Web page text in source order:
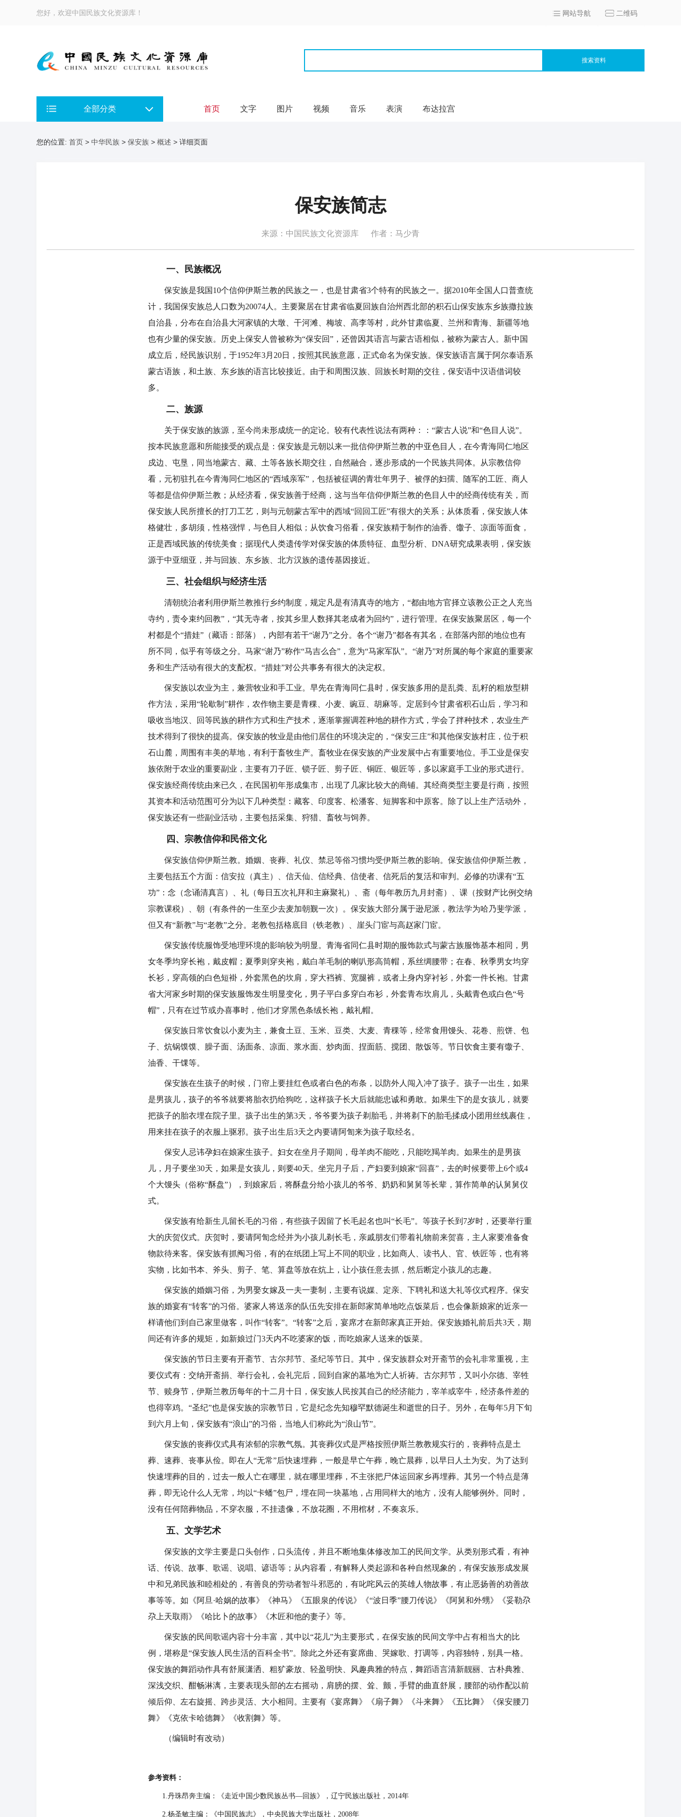
您好，欢迎中国民族文化资源库！ 网站导航 二维码
搜索资料
全部分类 首页 文字 图片 视频 音乐 表演 布达拉宫
您的位置: 首页 > 中华民族 > 保安族 > 概述 > 详细页面
保安族简志
来源：中国民族文化资源库 作者：马少青
一、民族概况
保安族是我国10个信仰伊斯兰教的民族之一，也是甘肃省3个特有的民族之一。据2010年全国人口普查统
计，我国保安族总人口数为20074人。主要聚居在甘肃省临夏回族自治州西北部的积石山保安族东乡族撒拉族
自治县，分布在自治县大河家镇的大墩、干河滩、梅坡、高李等村，此外甘肃临夏、兰州和青海、新疆等地
也有少量的保安族。历史上保安人曾被称为“保安回”，还曾因其语言与蒙古语相似，被称为蒙古人。新中国
成立后，经民族识别，于1952年3月20日，按照其民族意愿，正式命名为保安族。保安族语言属于阿尔泰语系
蒙古语族，和土族、东乡族的语言比较接近。由于和周围汉族、回族长时期的交往，保安语中汉语借词较
多。
二、族源
关于保安族的族源，至今尚未形成统一的定论。较有代表性说法有两种：：“蒙古人说”和“色目人说”。
按本民族意愿和所能接受的观点是：保安族是元朝以来一批信仰伊斯兰教的中亚色目人，在今青海同仁地区
戍边、屯垦，同当地蒙古、藏、土等各族长期交往，自然融合，逐步形成的一个民族共同体。从宗教信仰
看，元初驻扎在今青海同仁地区的“西域亲军”，包括被征调的青壮年男子、被俘的妇孺、随军的工匠、商人
等都是信仰伊斯兰教；从经济看，保安族善于经商，这与当年信仰伊斯兰教的色目人中的经商传统有关，而
保安族人民所擅长的打刀工艺，则与元朝蒙古军中的西域“回回工匠”有很大的关系；从体质看，保安族人体
格健壮，多胡须，性格强悍，与色目人相似；从饮食习俗看，保安族精于制作的油香、馓子、凉面等面食，
正是西域民族的传统美食；据现代人类遗传学对保安族的体质特征、血型分析、DNA研究成果表明，保安族
源于中亚细亚，并与回族、东乡族、北方汉族的遗传基因接近。
三、社会组织与经济生活
清朝统治者利用伊斯兰教推行乡约制度，规定凡是有清真寺的地方，“都由地方官择立该教公正之人充当
寺约，责令束约回教”，“其无寺者，按其乡里人数择其老成者为回约”，进行管理。在保安族聚居区，每一个
村都是个“措娃”（藏语：部落），内部有若干“谢乃”之分。各个“谢乃”都各有其名，在部落内部的地位也有
所不同，似乎有等级之分。马家“谢乃”称作“马吉么合”，意为“马家军队”。“谢乃”对所属的每个家庭的重要家
务和生产活动有很大的支配权。“措娃”对公共事务有很大的决定权。
保安族以农业为主，兼营牧业和手工业。早先在青海同仁县时，保安族多用的是乱粪、乱籽的粗放型耕
作方法，采用“轮歇制”耕作，农作物主要是青稞、小麦、豌豆、胡麻等。定居到今甘肃省积石山后，学习和
吸收当地汉、回等民族的耕作方式和生产技术，逐渐掌握调茬种地的耕作方式，学会了拌种技术，农业生产
技术得到了很快的提高。保安族的牧业是由他们居住的环境决定的，“保安三庄”和其他保安族村庄，位于积
石山麓，周围有丰美的草地，有利于畜牧生产。畜牧业在保安族的产业发展中占有重要地位。手工业是保安
族依附于农业的重要副业，主要有刀子匠、锁子匠、剪子匠、铜匠、银匠等，多以家庭手工业的形式进行。
保安族经商传统由来已久，在民国初年形成集市，出现了几家比较大的商铺。其经商类型主要是行商，按照
其资本和活动范围可分为以下几种类型：藏客、印度客、松潘客、短脚客和中原客。除了以上生产活动外，
保安族还有一些副业活动，主要包括采集、狩猎、畜牧与饲养。
四、宗教信仰和民俗文化
保安族信仰伊斯兰教。婚姻、丧葬、礼仪、禁忌等俗习惯均受伊斯兰教的影响。保安族信仰伊斯兰教，
主要包括五个方面：信安拉（真主）、信天仙、信经典、信使者、信死后的复活和审判。必修的功课有“五
功”：念（念诵清真言）、礼（每日五次礼拜和主麻聚礼）、斋（每年教历九月封斋）、课（按财产比例交纳
宗教课税）、朝（有条件的一生至少去麦加朝觐一次）。保安族大部分属于逊尼派，教法学为哈乃斐学派，
但又有“新教”与“老教”之分。老教包括格底目（铁老教）、崖头门宦与高赵家门宦。
保安族传统服饰受地理环境的影响较为明显。青海省同仁县时期的服饰款式与蒙古族服饰基本相同，男
女冬季均穿长袍，戴皮帽；夏季则穿夹袍，戴白羊毛制的喇叭形高筒帽，系丝绸腰带；在春、秋季男女均穿
长衫，穿高领的白色短褂，外套黑色的坎肩，穿大裆裤、宽腿裤，或者上身内穿衬衫，外套一件长袍。甘肃
省大河家乡时期的保安族服饰发生明显变化，男子平白多穿白布衫，外套青布坎肩儿，头戴青色或白色“号
帽”，只有在过节或办喜事时，他们才穿黑色条绒长袍，戴礼帽。
保安族日常饮食以小麦为主，兼食土豆、玉米、豆类、大麦、青稞等，经常食用馒头、花卷、煎饼、包
子、炕锅馍馍、臊子面、汤面条、凉面、浆水面、炒肉面、捏面筋、搅团、散饭等。节日饮食主要有馓子、
油香、干馃等。
保安族在生孩子的时候，门帘上要挂红色或者白色的布条，以防外人闯入冲了孩子。孩子一出生，如果
是男孩儿，孩子的爷爷就要将胎衣扔给狗吃，这样孩子长大后就能忠诚和勇敢。如果生下的是女孩儿，就要
把孩子的胎衣埋在院子里。孩子出生的第3天，爷爷要为孩子剃胎毛，并将剃下的胎毛揉成小团用丝线裹住，
用来挂在孩子的衣服上驱邪。孩子出生后3天之内要请阿訇来为孩子取经名。
保安人忌讳孕妇在娘家生孩子。妇女在坐月子期间，母羊肉不能吃，只能吃羯羊肉。如果生的是男孩
儿，月子要坐30天，如果是女孩儿，则要40天。坐完月子后，产妇要到娘家“回喜”，去的时候要带上6个或4
个大馒头（俗称“酥盘”），到娘家后，将酥盘分给小孩儿的爷爷、奶奶和舅舅等长辈，算作简单的认舅舅仪
式。
保安族有给新生儿留长毛的习俗，有些孩子因留了长毛起名也叫“长毛”。等孩子长到7岁时，还要举行重
大的庆贺仪式。庆贺时，要请阿訇念经并为小孩儿剃长毛，亲戚朋友们带着礼物前来贺喜，主人家要准备食
物款待来客。保安族有抓阄习俗，有的在纸团上写上不同的职业，比如商人、读书人、官、铁匠等，也有将
实物，比如书本、斧头、剪子、笔、算盘等放在炕上，让小孩任意去抓，然后断定小孩儿的志趣。
保安族的婚姻习俗，为男娶女嫁及一夫一妻制，主要有说媒、定亲、下聘礼和送大礼等仪式程序。保安
族的婚宴有“转客”的习俗。婆家人将送亲的队伍先安排在新郎家简单地吃点饭菜后，也会像新娘家的近亲一
样请他们到自己家里做客，叫作“转客”。“转客”之后，宴席才在新郎家真正开始。保安族婚礼前后共3天，期
间还有许多的规矩，如新娘过门3天内不吃婆家的饭，而吃娘家人送来的饭菜。
保安族的节日主要有开斋节、古尔邦节、圣纪等节日。其中，保安族群众对开斋节的会礼非常重视，主
要仪式有：交纳开斋捐、举行会礼，会礼完后，回到自家的墓地为亡人祈祷。古尔邦节，又叫小尔德、宰牲
节、赎身节，伊斯兰教历每年的十二月十日，保安族人民按其自己的经济能力，宰羊或宰牛，经济条件差的
也得宰鸡。“圣纪”也是保安族的宗教节日，它是纪念先知穆罕默德诞生和逝世的日子。另外，在每年5月下旬
到六月上旬，保安族有“浪山”的习俗，当地人们称此为“浪山节”。
保安族的丧葬仪式具有浓郁的宗教气氛。其丧葬仪式是严格按照伊斯兰教教规实行的，丧葬特点是土
葬、速葬、丧事从俭。即在人“无常”后快速埋葬，一般是早亡午葬，晚亡晨葬，以早日人土为安。为了达到
快速埋葬的目的，过去一般人亡在哪里，就在哪里埋葬，不主张把尸体运回家乡再埋葬。其另一个特点是薄
葬，即无论什么人无常，均以“卡蟠”包尸，埋在同一块墓地，占用同样大的地方，没有人能够例外。同时，
没有任何陪葬物品，不穿衣服，不挂遗像，不放花圈，不用棺材，不奏哀乐。
五、文学艺术
保安族的文学主要是口头创作，口头流传，并且不断地集体修改加工的民间文学。从类别形式看，有神
话、传说、故事、歌谣、说唱、谚语等；从内容看，有解释人类起源和各种自然现象的，有保安族形成发展
中和兄弟民族和睦相处的，有善良的劳动者智斗邪恶的，有叱咤风云的英雄人物故事，有止恶扬善的劝善故
事等等。如《阿旦·哈娲的故事》《神马》《五眼泉的传说》《“波日季”腰刀传说》《阿舅和外甥》《妥勒尕
尕上天取雨》《哈比卜的故事》《木匠和他的妻子》等。
保安族的民间歌谣内容十分丰富，其中以“花儿”为主要形式，在保安族的民间文学中占有相当大的比
例，堪称是“保安族人民生活的百科全书”。除此之外还有宴席曲、哭嫁歌、打调等，内容独特，别具一格。
保安族的舞蹈动作具有舒展潇洒、粗犷豪放、轻盈明快、风趣典雅的特点，舞蹈语言清新靓丽、古朴典雅、
深浅交织、酣畅淋漓，主要表现头部的左右摇动，肩膀的摆、耸、颤，手臂的曲直舒展，腰部的动作配以前
倾后仰、左右旋摇、跨步灵活、大小相同。主要有《宴席舞》《扇子舞》《斗来舞》《五比舞》《保安腰刀
舞》《克依卡哈德舞》《收割舞》等。
（编辑时有改动）
参考资料：
1.丹珠昂奔主编：《走近中国少数民族丛书—回族》，辽宁民族出版社，2014年
2.杨圣敏主编：《中国民族志》，中央民族大学出版社，2008年